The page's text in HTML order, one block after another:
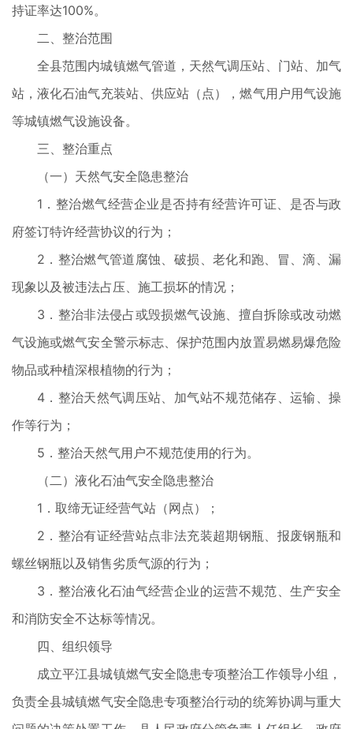
持证率达100%。
二、整治范围
全县范围内城镇燃气管道，天然气调压站、门站、加气
站，液化石油气充装站、供应站（点），燃气用户用气设施
等城镇燃气设施设备。
三、整治重点
（一）天然气安全隐患整治
1．整治燃气经营企业是否持有经营许可证、是否与政
府签订特许经营协议的行为；
2．整治燃气管道腐蚀、破损、老化和跑、冒、滴、漏
现象以及被违法占压、施工损坏的情况；
3．整治非法侵占或毁损燃气设施、擅自拆除或改动燃
气设施或燃气安全警示标志、保护范围内放置易燃易爆危险
物品或种植深根植物的行为；
4．整治天然气调压站、加气站不规范储存、运输、操
作等行为；
5．整治天然气用户不规范使用的行为。
（二）液化石油气安全隐患整治
1．取缔无证经营气站（网点）；
2．整治有证经营站点非法充装超期钢瓶、报废钢瓶和
螺丝钢瓶以及销售劣质气源的行为；
3．整治液化石油气经营企业的运营不规范、生产安全
和消防安全不达标等情况。
四、组织领导
成立平江县城镇燃气安全隐患专项整治工作领导小组，
负责全县城镇燃气安全隐患专项整治行动的统筹协调与重大